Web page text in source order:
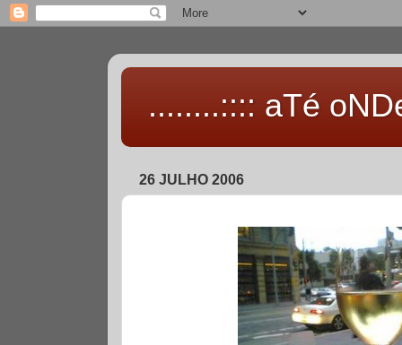
........:::: aTé
26 JULHO 2006